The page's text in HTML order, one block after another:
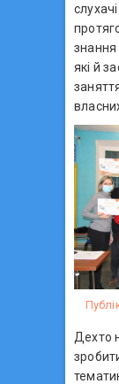
знання
які й
Дехто